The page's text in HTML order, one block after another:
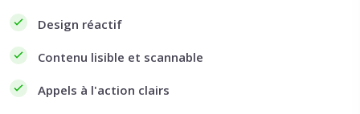
Design réactif
Contenu lisible et scannable
Appels à l'action clairs